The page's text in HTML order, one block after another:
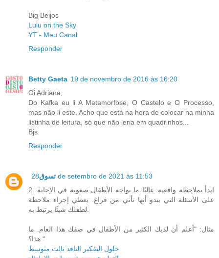
Big Beijos
Lulu on the Sky
YT - Meu Canal
Responder
Betty Gaeta 19 de novembro de 2016 às 16:20
Oi Adriana,
Do Kafka eu li A Metamorfose, O Castelo e O Processo,
mas não li este. Acho que está na hora de colocar na minha
listinha de leitura, só que não leria em quadrinhos...
Bjs
Responder
تسوق 28 de setembro de 2021 às 11:53
2. ابدأ بملاحظة واقعية. غالبًا ما يواجه الأطفال صعوبة في الإجابة
على الأسئلة التي يبدو أنها تأتي من فراغ. يعطي إجراء ملاحظة
مثال: "أعلم أن لديك الكثير من الأطفال في صفك هذا العام. ما
هذا؟ "
حلول التفكير الناقد ثالث متوسط